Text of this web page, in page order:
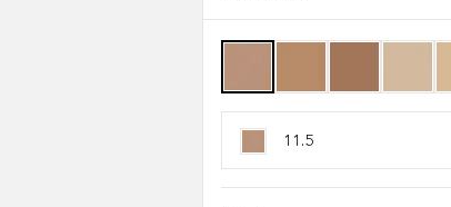
11.5